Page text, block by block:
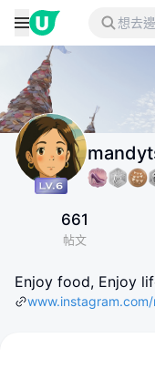
661
帖文
Enjoy food, Enjoy